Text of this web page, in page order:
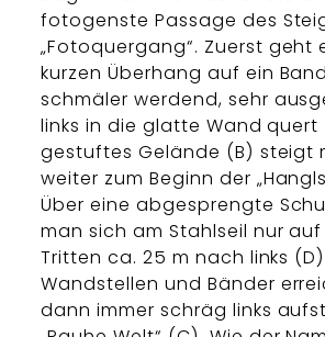
fotogenste Passage des
„Fotoquergang“. Zuerst geht
kurzen Überhang auf ein
schmäler werdend, sehr
links in die glatte Wand quert
gestuftes Gelände (B) steigt
weiter zum Beginn der
Über eine abgesprengte
man sich am Stahlseil nur
Tritten ca. 25 m nach links
Wandstellen und Bänder
dann immer schräg links